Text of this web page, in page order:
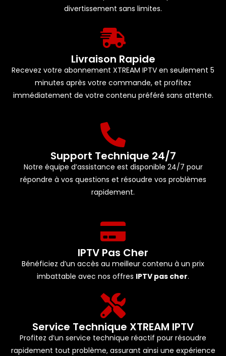
divertissement sans limites.
Livraison Rapide
Recevez votre abonnement XTREAM IPTV en seulement 5
minutes après votre commande, et profitez
immédiatement de votre contenu préféré sans attente.
Support Technique 24/7
Notre équipe d’assistance est disponible 24/7 pour
répondre à vos questions et résoudre vos problèmes
rapidement.
IPTV Pas Cher
Bénéficiez d’un accès au meilleur contenu à un prix
imbattable avec nos offres IPTV pas cher.
Service Technique XTREAM IPTV
Profitez d’un service technique réactif pour résoudre
rapidement tout problème, assurant ainsi une expérience